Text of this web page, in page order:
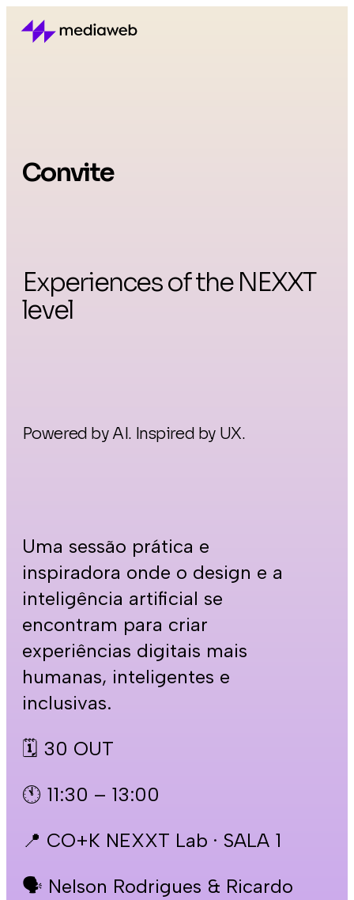
Convite
Experiences of the NEXXT
level
Powered by AI. Inspired by UX.
Uma sessão prática e
inspiradora onde o design e a
inteligência artificial se
encontram para criar
experiências digitais mais
humanas, inteligentes e
inclusivas.
🗓️ 30 OUT
🕚 11:30 – 13:00
📍 CO+K NEXXT Lab · SALA 1
🗣️ Nelson Rodrigues & Ricardo